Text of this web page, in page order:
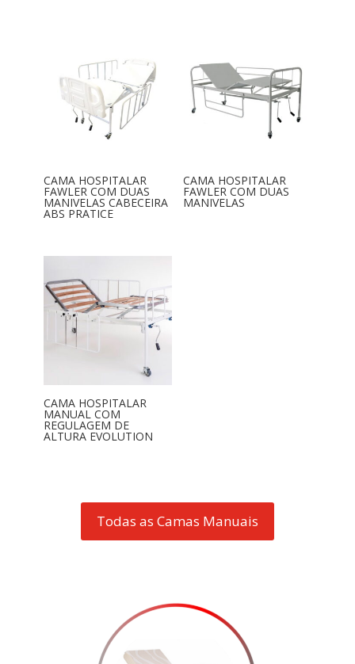
CAMA HOSPITALAR
FAWLER COM DUAS
MANIVELAS CABECEIRA
ABS PRATICE
CAMA HOSPITALAR
FAWLER COM DUAS
MANIVELAS
CAMA HOSPITALAR
MANUAL COM
REGULAGEM DE
ALTURA EVOLUTION
Todas as Camas Manuais